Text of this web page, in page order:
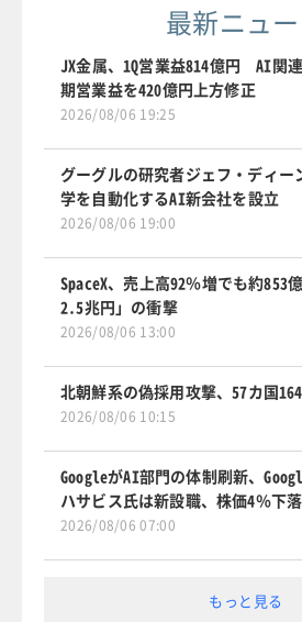
最新ニュ
JX金属、1Q営業益814億円 AI関
期営業益を420億円上方修正
2026/08/06 19:25
グーグルの研究者ジェフ・ディー
学を自動化するAI新会社を設立
2026/08/06 19:00
SpaceX、売上高92％増でも約853
2.5兆円」の衝撃
2026/08/06 13:00
北朝鮮系の偽採用攻撃、57カ国
2026/08/06 10:15
GoogleがAI部門の体制刷新、
ハサビス氏は新設職、株価4％下落
2026/08/06 07:00
もっと見る